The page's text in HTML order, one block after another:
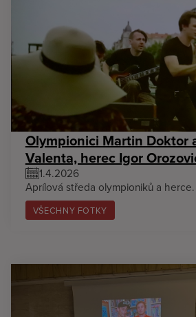
Olympionici Martin Doktor
Valenta, herec Igor
1.4.2026
Aprílová středa olympioniků a herce.
VŠECHNY FOTKY